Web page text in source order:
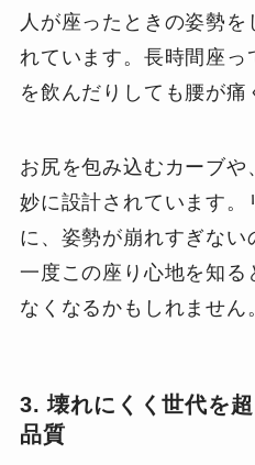
人が座ったときの姿勢
れています。長時間座
を飲んだりしても腰が痛
お尻を包み込むカーブや
妙に設計されています。
に、姿勢が崩れすぎない
一度この座り心地を知
なくなるかもしれません
3. 壊れにくく世代を
品質